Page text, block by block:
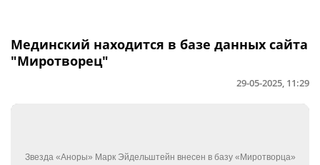
Мединский находится в базе данных сайта
"Миротворец"
29-05-2025, 11:29